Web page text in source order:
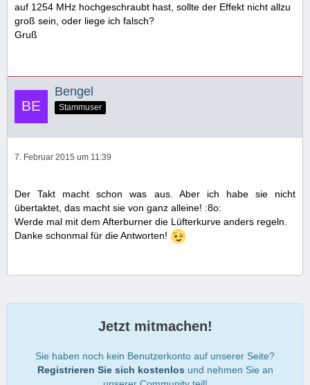
auf 1254 MHz hochgeschraubt hast, sollte der Effekt nicht allzu
groß sein, oder liege ich falsch?
Gruß
Bengel
Stammuser
7. Februar 2015 um 11:39
Der Takt macht schon was aus. Aber ich habe sie nicht
übertaktet, das macht sie von ganz alleine! :8o:
Werde mal mit dem Afterburner die Lüfterkurve anders regeln.
Danke schonmal für die Antworten!
Jetzt mitmachen!
Sie haben noch kein Benutzerkonto auf unserer Seite?
Registrieren Sie sich kostenlos und nehmen Sie an